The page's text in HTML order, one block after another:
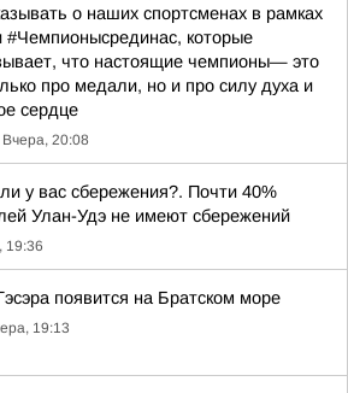
о наших спортсменах в рамках
#Чемпионысрединас, которые
что настоящие чемпионы— это
про медали, но и про силу духа и
сердце
Вчера, 20:08
у вас сбережения?. Почти 40%
Улан-Удэ не имеют сбережений
19:36
появится на Братском море
19:13